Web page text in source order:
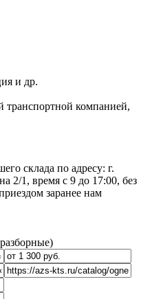
и др.
компанией,
склада по адресу: г.
2/1, время с 9 до 17:00, без
заранее нам